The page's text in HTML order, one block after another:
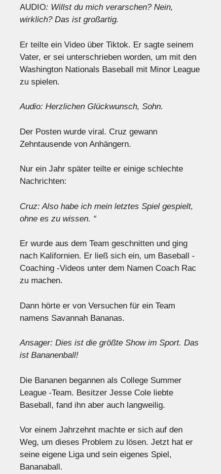
AUDIO: Willst du mich verarschen? Nein,
wirklich? Das ist großartig.
Er teilte ein Video über Tiktok. Er sagte seinem
Vater, er sei unterschrieben worden, um mit den
Washington Nationals Baseball mit Minor League
zu spielen.
Audio: Herzlichen Glückwunsch, Sohn.
Der Posten wurde viral. Cruz gewann
Zehntausende von Anhängern.
Nur ein Jahr später teilte er einige schlechte
Nachrichten:
Cruz: Also habe ich mein letztes Spiel gespielt,
ohne es zu wissen. “
Er wurde aus dem Team geschnitten und ging
nach Kalifornien. Er ließ sich ein, um Baseball -
Coaching -Videos unter dem Namen Coach Rac
zu machen.
Dann hörte er von Versuchen für ein Team
namens Savannah Bananas.
Ansager: Dies ist die größte Show im Sport. Das
ist Bananenball!
Die Bananen begannen als College Summer
League -Team. Besitzer Jesse Cole liebte
Baseball, fand ihn aber auch langweilig.
Vor einem Jahrzehnt machte er sich auf den
Weg, um dieses Problem zu lösen. Jetzt hat er
seine eigene Liga und sein eigenes Spiel,
Bananaball.